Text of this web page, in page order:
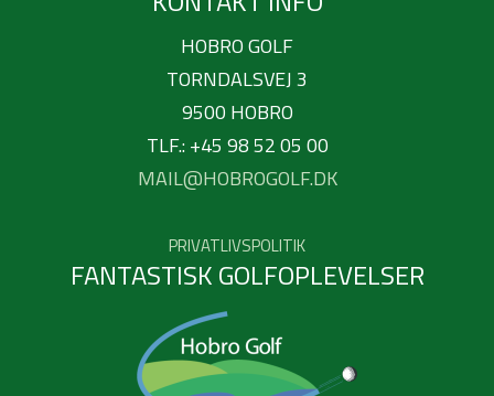
HOBRO GOLF
TORNDALSVEJ 3
9500 HOBRO
TLF.: +45 98 52 05 00
MAIL@HOBROGOLF.DK
PRIVATLIVSPOLITIK
FANTASTISK GOLFOPLEVELSER